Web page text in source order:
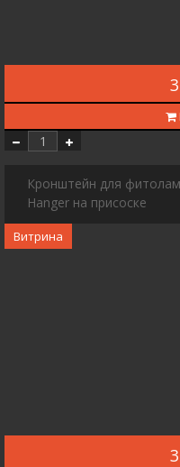
Кронштейн для
Hanger на присоске
Витрина